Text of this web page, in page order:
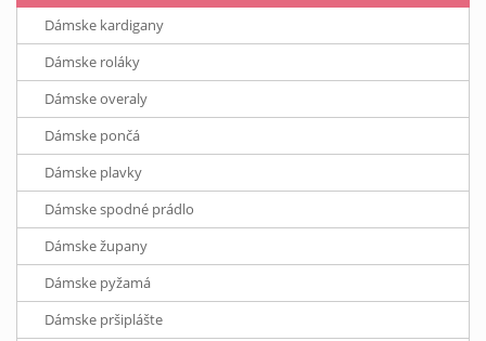
Dámske kardigany
Dámske roláky
Dámske overaly
Dámske pončá
Dámske plavky
Dámske spodné prádlo
Dámske župany
Dámske pyžamá
Dámske pršiplášte